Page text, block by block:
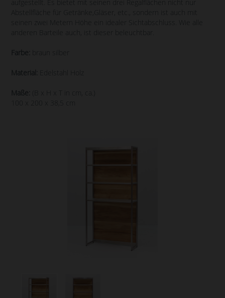
aufgestellt. Es bietet mit seinen drei Regalflächen nicht nur
Abstellfläche für Getränke,Gläser, etc., sondern ist auch mit
seinen zwei Metern Höhe ein idealer Sichtabschluss. Wie alle
anderen Barteile auch, ist dieser beleuchtbar.
Farbe: braun silber
Material: Edelstahl Holz
Maße:
(B x H x T in cm, ca.)
100 x 200 x 38,5 cm